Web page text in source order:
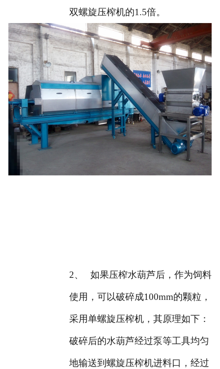
双螺旋压榨机的1.5倍。
2、 如果压榨水葫芦后，作为饲料
使用，可以破碎成100mm的颗粒，
采用单螺旋压榨机，其原理如下：
破碎后的水葫芦经过泵等工具均匀
地输送到螺旋压榨机进料口，经过